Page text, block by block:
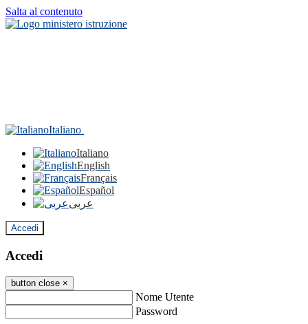
Salta al contenuto
Italiano
Italiano
English
Français
Español
عربى
Accedi
Accedi
button close ×
Nome Utente
Password